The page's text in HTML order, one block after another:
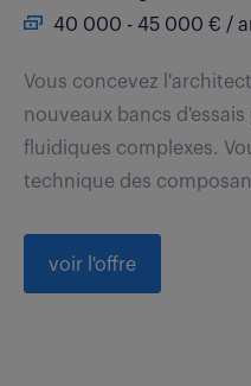
40 000 - 45 000 € /
Vous concevez
nouveaux bancs
fluidiques complexes.
technique des
voir l'offre